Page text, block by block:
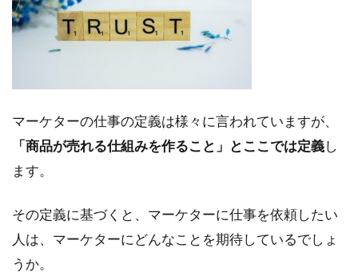
と
と
①：
感
1.2
2
ー
マーケターの仕事の定義は様々に言われていますが、
「商品が売れる仕組みを作ること」とここでは定義し
ます。
その定義に基づくと、マーケターに仕事を依頼したい
人は、マーケターにどんなことを期待しているでしょ
うか。